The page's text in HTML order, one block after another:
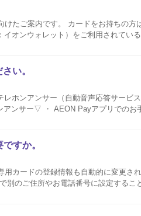
ご案内です。 カードをお持ちの方はこ
オンウォレット）をご利用されてい
い。
ホンアンサー（自動音声応答サービ
すか。
カードの登録情報も自動的に変更さ